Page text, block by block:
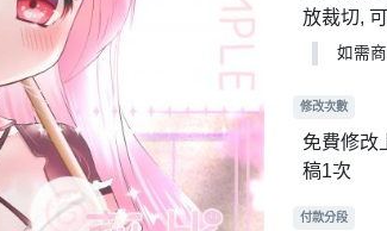
放裁切,
如需
修改次數
免費修改
稿1次
付款分段